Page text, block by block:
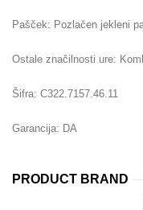
Pašček: Pozlačen jekleni
Ostale značilnosti ure:
Šifra: C322.7157.46.11
Garancija: DA
PRODUCT BRAND